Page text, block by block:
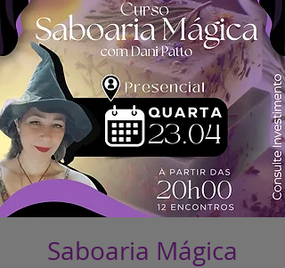
Saboaria Mágica